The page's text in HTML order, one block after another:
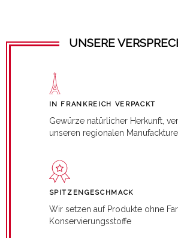
UNSERE
IN FRANKREICH VERPACKT
Gewürze natürlicher Herkunft,
unseren regionalen
SPITZENGESCHMACK
Wir setzen auf Produkte ohne
Konservierungsstoffe